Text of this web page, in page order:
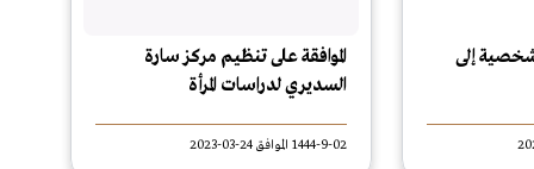
إلى
الموافقة على تنظيم مركز سارة
السديري لدراسات المرأة
1444-9-02 الموافق 24-03-2023